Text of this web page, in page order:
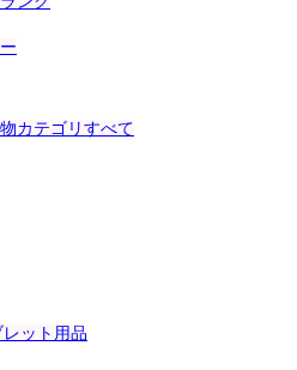
カテゴリすべて
ット用品